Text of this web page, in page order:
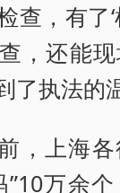
查，有了
，还能现
了执法的
，上海
”10万余